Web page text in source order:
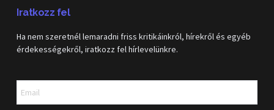
Iratkozz fel
Ha nem szeretnél lemaradni friss kritikáinkról, hírekről és egyéb
érdekességekről, iratkozz fel hírlevelünkre.